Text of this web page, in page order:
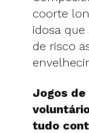
coorte
idosa
de risco
Jogos
tudo